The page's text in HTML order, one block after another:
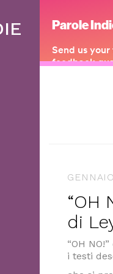
“OH
di
“OH
i testi